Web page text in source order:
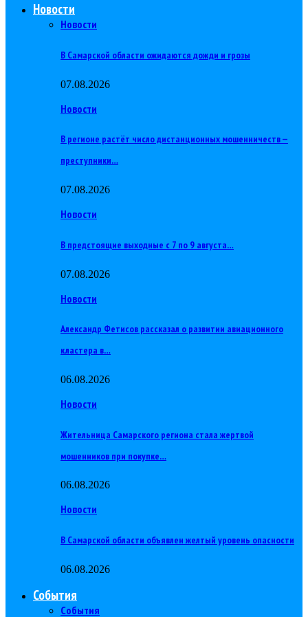
Новости
Новости
В Самарской области ожидаются дожди и грозы
07.08.2026
Новости
В регионе растёт число дистанционных мошенничеств —
преступники…
07.08.2026
Новости
В предстоящие выходные с 7 по 9 августа…
07.08.2026
Новости
Александр Фетисов рассказал о развитии авиационного
кластера в…
06.08.2026
Новости
Жительница Самарского региона стала жертвой
мошенников при покупке…
06.08.2026
Новости
В Самарской области объявлен желтый уровень опасности
06.08.2026
События
События